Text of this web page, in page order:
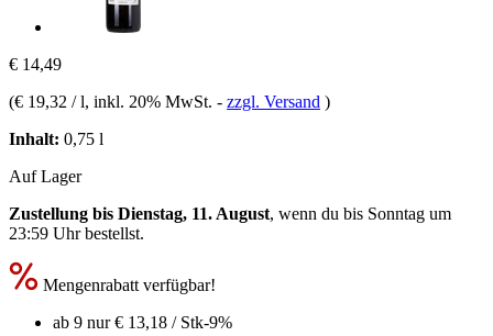
€ 14,49
(€ 19,32 / l, inkl. 20% MwSt. - zzgl. Versand )
Inhalt: 0,75 l
Auf Lager
Zustellung bis Dienstag, 11. August, wenn du bis Sonntag um
23:59 Uhrbestellst.
Mengenrabatt verfügbar!
ab 9 nur€ 13,18 / Stk-9%